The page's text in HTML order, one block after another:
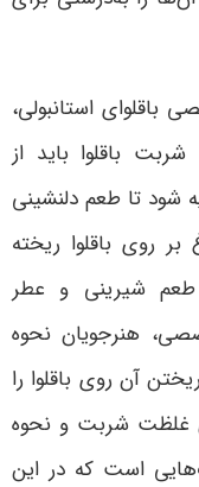
استانبولی،
باقلوا باید از
شود تا طعم دلنشینی
روی باقلوا ریخته
شیرینی و عطر
هنرجویان نحوه
آن روی باقلوا را
غلظت شربت و نحوه
است که در این